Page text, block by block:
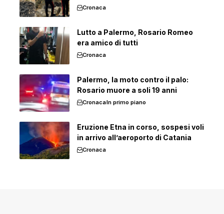
Cronaca
Lutto a Palermo, Rosario Romeo
era amico di tutti
Cronaca
Palermo, la moto contro il palo:
Rosario muore a soli 19 anni
CronacaIn primo piano
Eruzione Etna in corso, sospesi voli
in arrivo all’aeroporto di Catania
Cronaca